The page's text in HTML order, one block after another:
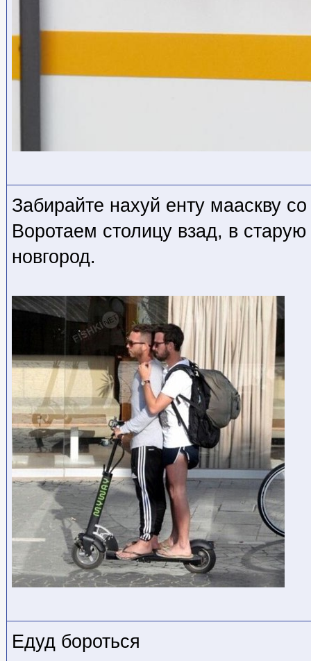
Забирайте нахуй енту мааскву
Воротаем столицу взад, в
новгород.
Едуд бороться